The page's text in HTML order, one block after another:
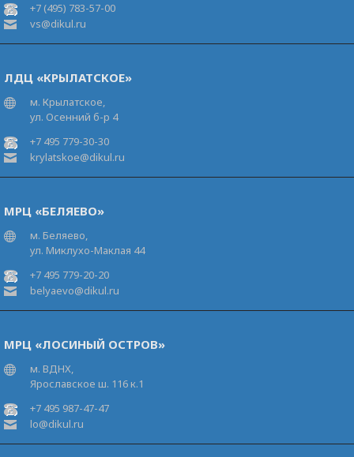
+7 (495) 783-57-00
vs@dikul.ru
ЛДЦ «КРЫЛАТСКОЕ»
м. Крылатское,
ул. Осенний б-р 4
+7 495 779-30-30
krylatskoe@dikul.ru
МРЦ «БЕЛЯЕВО»
м. Беляево,
ул. Миклухо-Маклая 44
+7 495 779-20-20
belyaevo@dikul.ru
МРЦ «ЛОСИНЫЙ ОСТРОВ»
м. ВДНХ,
Ярославское ш. 116 к.1
+7 495 987-47-47
lo@dikul.ru